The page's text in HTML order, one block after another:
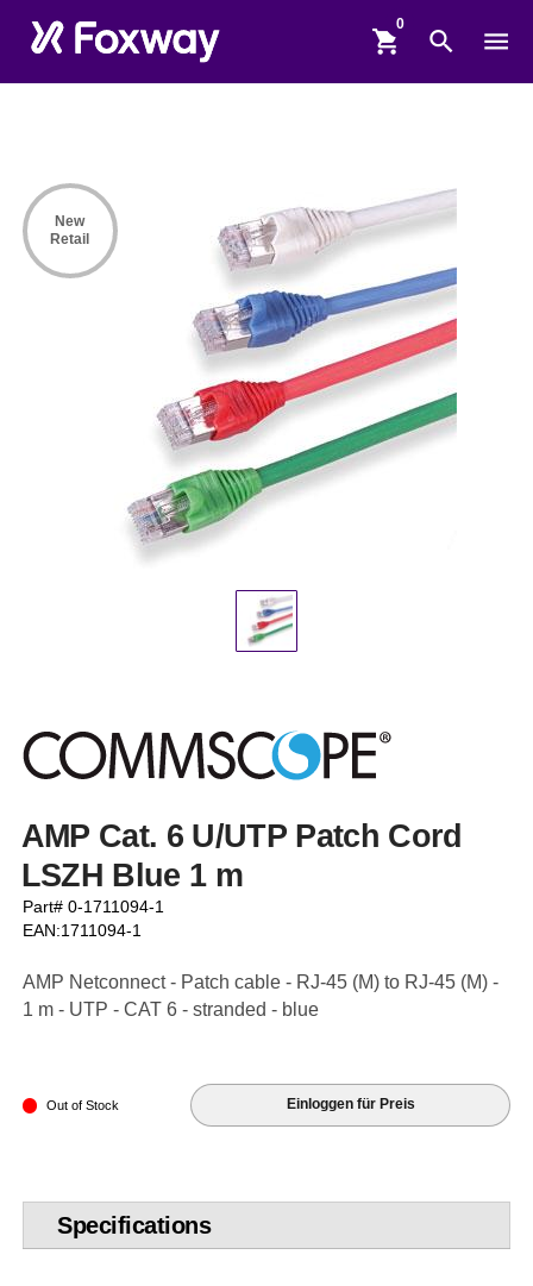
shopping_cart search menu
AMP Cat. 6 U/UTP Patch Cord
LSZH Blue 1 m
Part# 0-1711094-1
EAN:1711094-1
AMP Netconnect - Patch cable - RJ-45 (M) to RJ-45 (M) -
1 m - UTP - CAT 6 - stranded - blue
Out of Stock Einloggen für Preis
New
Retail
Specifications